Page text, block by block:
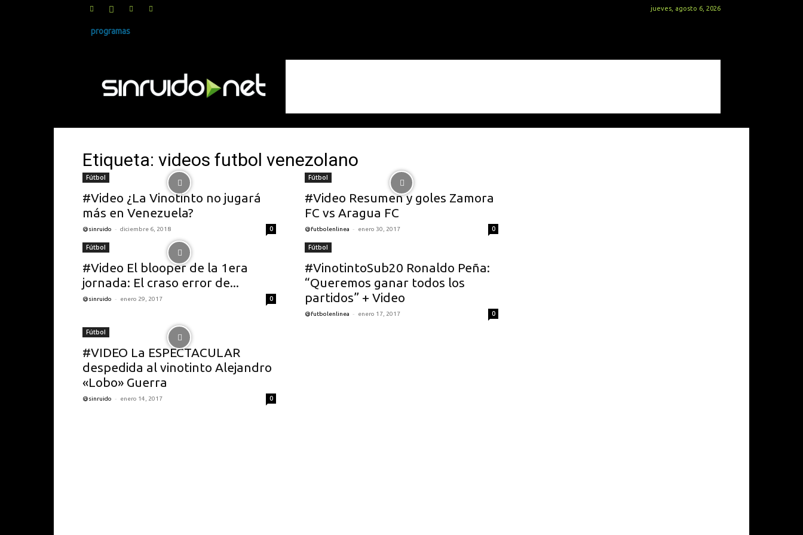
jueves, agosto 6, 2026
programas
Etiqueta: videos futbol venezolano
Fútbol
#Video ¿La Vinotinto no jugará
más en Venezuela?
@sinruido - diciembre 6, 2018 0
Fútbol
#Video Resumen y goles Zamora
FC vs Aragua FC
@futbolenlinea - enero 30, 2017 0
Fútbol
#Video El blooper de la 1era
jornada: El craso error de...
@sinruido - enero 29, 2017 0
Fútbol
#VinotintoSub20 Ronaldo Peña:
“Queremos ganar todos los
partidos” + Video
@futbolenlinea - enero 17, 2017 0
Fútbol
#VIDEO La ESPECTACULAR
despedida al vinotinto Alejandro
«Lobo» Guerra
@sinruido - enero 14, 2017 0